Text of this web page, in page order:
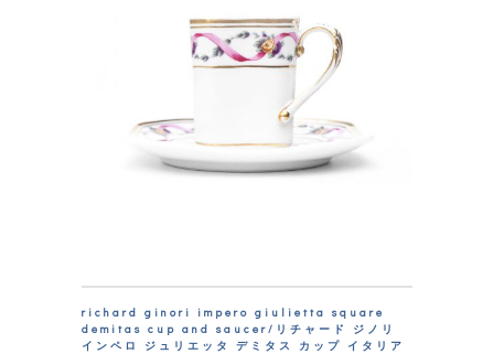
richard ginori impero giulietta square
demitas cup and saucer/リチャード ジノリ
インペロ ジュリエッタ デミタス カップ イタリア